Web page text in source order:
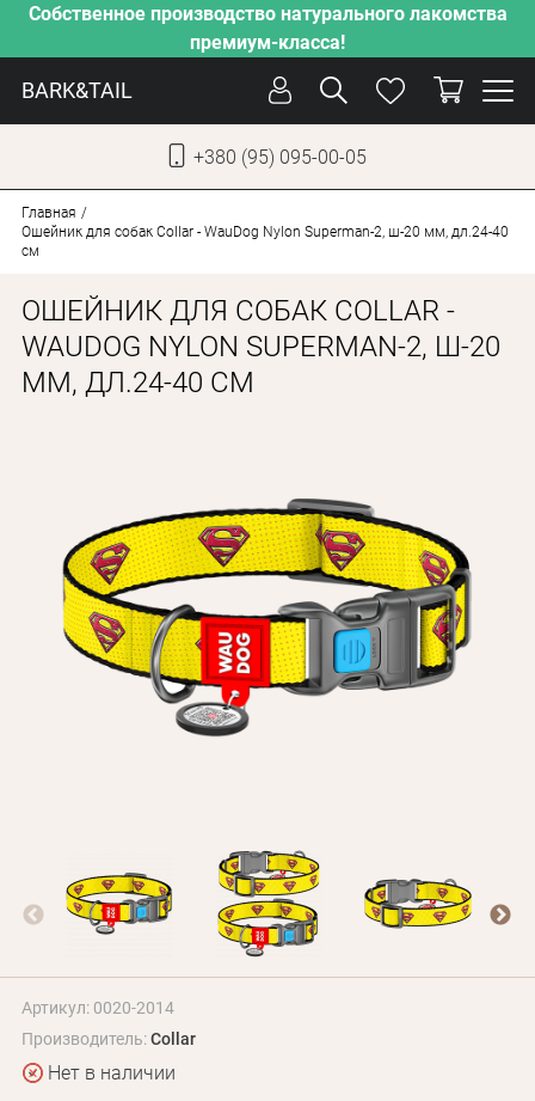
Собственное производство натурального лакомства
премиум-класса!
BARK&TAIL
+380 (95) 095-00-05
КОТЫ
ОТ ЖАРЫ
НАШЕ ПРОИЗВОДСТВО
О КОМПАНИИ
БЛОГ
Оплата и доставка
Программа лояльности
О Нас
Оптовым клиентам
Главная
Ошейник для собак Collar - WauDog Nylon Superman-2, ш-20 мм, дл.24-40
см
ОШЕЙНИК ДЛЯ СОБАК COLLAR -
WAUDOG NYLON SUPERMAN-2, Ш-20
ММ, ДЛ.24-40 СМ
Артикул: 0020-2014
Производитель:Collar
Нет в наличии